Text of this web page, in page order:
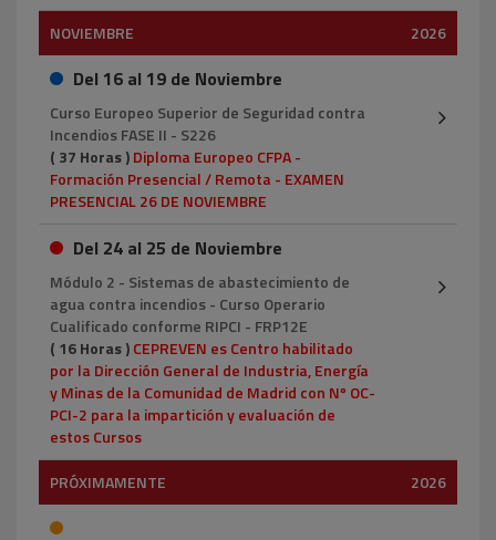
NOVIEMBRE
2026
Del 16 al 19 de Noviembre
Curso Europeo Superior de Seguridad contra
Incendios FASE II - S226
( 37 Horas )Diploma Europeo CFPA -
Formación Presencial / Remota - EXAMEN
PRESENCIAL 26 DE NOVIEMBRE
Del 24 al 25 de Noviembre
Módulo 2 - Sistemas de abastecimiento de
agua contra incendios - Curso Operario
Cualificado conforme RIPCI - FRP12E
( 16 Horas )CEPREVEN es Centro habilitado
por la Dirección General de Industria, Energía
y Minas de la Comunidad de Madrid con Nº OC-
PCI-2 para la impartición y evaluación de
estos Cursos
PRÓXIMAMENTE
2026